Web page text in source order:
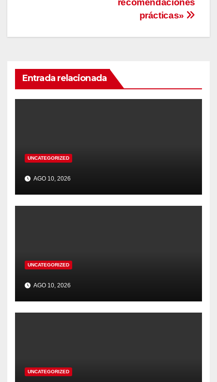
recomendaciones
prácticas»
Entrada relacionada
UNCATEGORIZED
AGO 10, 2026
UNCATEGORIZED
AGO 10, 2026
UNCATEGORIZED